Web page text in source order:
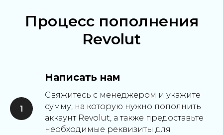
Процесс пополнения
Revolut
Написать нам
Свяжитесь с менеджером и укажите
сумму, на которую нужно пополнить
аккаунт Revolut, а также предоставьте
необходимые реквизиты для